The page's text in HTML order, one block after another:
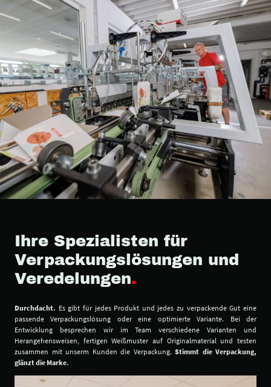
Ihre Spezialisten für
Verpackungslösungen und
Veredelungen.
Durchdacht. Es gibt für jedes Produkt und jedes zu verpackende Gut eine
passende Verpackungslösung oder eine optimierte Variante. Bei der
Entwicklung besprechen wir im Team verschiedene Varianten und
Herangehensweisen, fertigen Weißmuster auf Originalmaterial und testen
zusammen mit unserm Kunden die Verpackung. Stimmt die Verpackung,
glänzt die Marke.